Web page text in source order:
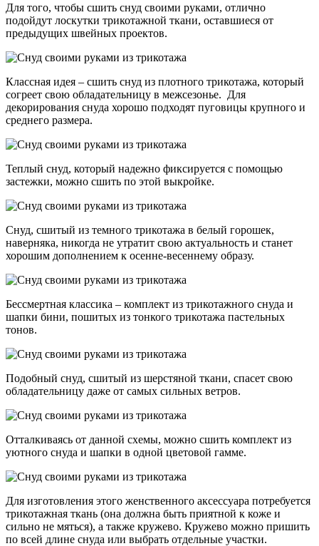
Для того, чтобы сшить снуд своими руками, отлично
подойдут лоскутки трикотажной ткани, оставшиеся от
предыдущих швейных проектов.
Классная идея – сшить снуд из плотного трикотажа, который
согреет свою обладательницу в межсезонье. Для
декорирования снуда хорошо подходят пуговицы крупного и
среднего размера.
Теплый снуд, который надежно фиксируется с помощью
застежки, можно сшить по этой выкройке.
Снуд, сшитый из темного трикотажа в белый горошек,
наверняка, никогда не утратит свою актуальность и станет
хорошим дополнением к осенне-весеннему образу.
Бессмертная классика – комплект из трикотажного снуда и
шапки бини, пошитых из тонкого трикотажа пастельных
тонов.
Подобный снуд, сшитый из шерстяной ткани, спасет свою
обладательницу даже от самых сильных ветров.
Отталкиваясь от данной схемы, можно сшить комплект из
уютного снуда и шапки в одной цветовой гамме.
Для изготовления этого женственного аксессуара потребуется
трикотажная ткань (она должна быть приятной к коже и
сильно не мяться), а также кружево. Кружево можно пришить
по всей длине снуда или выбрать отдельные участки.